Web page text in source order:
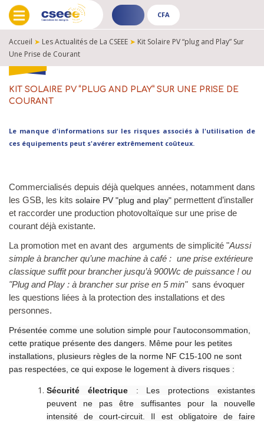
ADHÉRENT
-
CFA
-
CFA
FIL
D'ARIANE
Accueil ➤ Les Actualités de La CSEEE ➤ Kit Solaire PV “plug and Play” Sur
Une Prise de Courant
KIT SOLAIRE PV “PLUG AND PLAY” SUR UNE PRISE DE
COURANT
Le manque d'informations sur les risques associés à l'utilisation de
ces équipements peut s'avérer extrêmement coûteux.
Commercialisés depuis déjà quelques années, notamment dans
les GSB, les kits solaire PV "plug and play" permettent d’installer
et raccorder une production photovoltaïque sur une prise de
courant déjà existante.
La promotion met en avant des arguments de simplicité "Aussi
simple à brancher qu’une machine à café : une prise extérieure
classique suffit pour brancher jusqu’à 900Wc de puissance ! ou
"Plug and Play : à brancher sur prise en 5 min" sans évoquer
les questions liées à la protection des installations et des
personnes.
Présentée comme une solution simple pour l'autoconsommation,
cette pratique présente des dangers. Même pour les petites
installations, plusieurs règles de la norme NF C15-100 ne sont
pas respectées, ce qui expose le logement à divers risques :
Sécurité électrique: Les protections existantes
peuvent ne pas être suffisantes pour la nouvelle
intensité de court-circuit. Il est obligatoire de faire